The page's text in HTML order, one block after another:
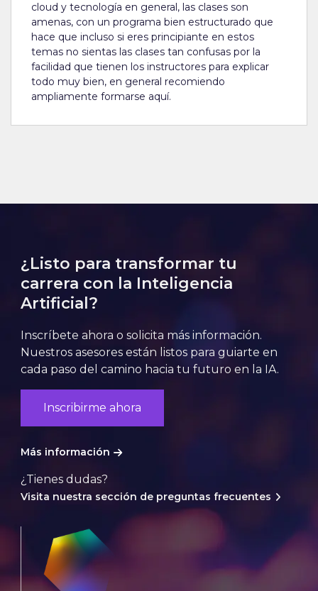
cloud y tecnología en general, las clases son
amenas, con un programa bien estructurado que
hace que incluso si eres principiante en estos
temas no sientas las clases tan confusas por la
facilidad que tienen los instructores para explicar
todo muy bien, en general recomiendo
ampliamente formarse aquí.
¿Listo para transformar tu
carrera con la Inteligencia
Artificial?
Inscríbete ahora o solicita más información.
Nuestros asesores están listos para guiarte en
cada paso del camino hacia tu futuro en la IA.
Inscribirme ahora
Más información
¿Tienes dudas?
Visita nuestra sección de preguntas frecuentes